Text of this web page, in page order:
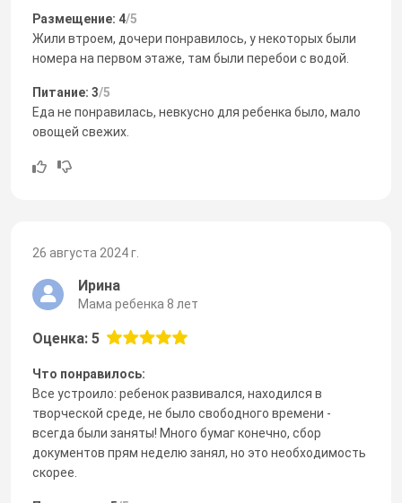
Размещение: 4/5
Жили втроем, дочери понравилось, у некоторых были
номера на первом этаже, там были перебои с водой.
Питание: 3/5
Еда не понравилась, невкусно для ребенка было, мало
овощей свежих.
26 августа 2024 г.
Ирина
Мама ребенка 8 лет
Оценка: 5
Что понравилось:
Все устроило: ребенок развивался, находился в
творческой среде, не было свободного времени -
всегда были заняты! Много бумаг конечно, сбор
документов прям неделю занял, но это необходимость
скорее.